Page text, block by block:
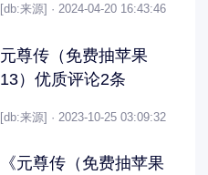
[db:来源] · 2024-04-20 16:43:46
元尊传（免费抽苹果
13）优质评论2条
[db:来源] · 2023-10-25 03:09:32
《元尊传（免费抽苹果